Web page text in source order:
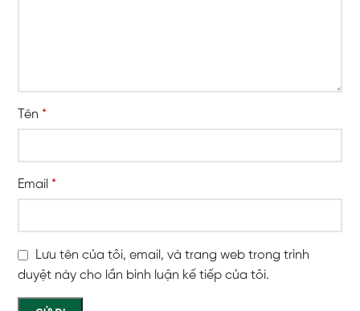
Tên *
Email *
Lưu tên của tôi, email, và trang web trong trình
duyệt này cho lần bình luận kế tiếp của tôi.